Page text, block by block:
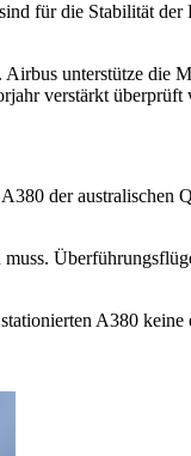
für die Stabilität
unterstütze die
verstärkt überprüft
der australischen
A380 keine